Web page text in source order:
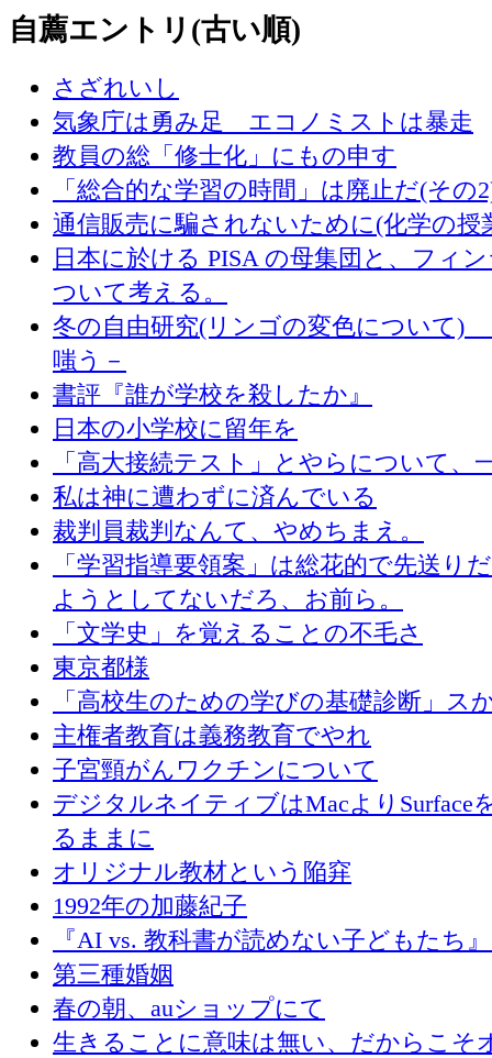
自薦エントリ(古い順)
さざれいし
気象庁は勇み足 エコノミストは暴走
教員の総「修士化」にもの申す
「総合的な学習の時間」は廃止だ(その
通信販売に騙されないために(化学の授
日本に於ける PISA の母集団と、フィ
ついて考える。
冬の自由研究(リンゴの変色について)
嗤う－
書評『誰が学校を殺したか』
日本の小学校に留年を
「高大接続テスト」とやらについて、
私は神に遭わずに済んでいる
裁判員裁判なんて、やめちまえ。
「学習指導要領案」は総花的で先送り
ようとしてないだろ、お前ら。
「文学史」を覚えることの不毛さ
東京都様
「高校生のための学びの基礎診断」ス
主権者教育は義務教育でやれ
子宮頸がんワクチンについて
デジタルネイティブはMacよりSurface
るままに
オリジナル教材という陥穽
1992年の加藤紀子
『AI vs. 教科書が読めない子どもたち
第三種婚姻
春の朝、auショップにて
生きることに意味は無い、だからこそ